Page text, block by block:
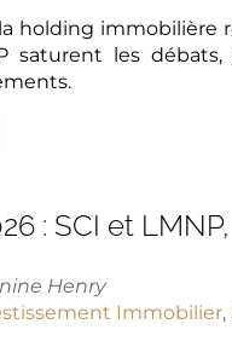
holding immobilière
saturent les
: SCI et
Henry
Immobilier,